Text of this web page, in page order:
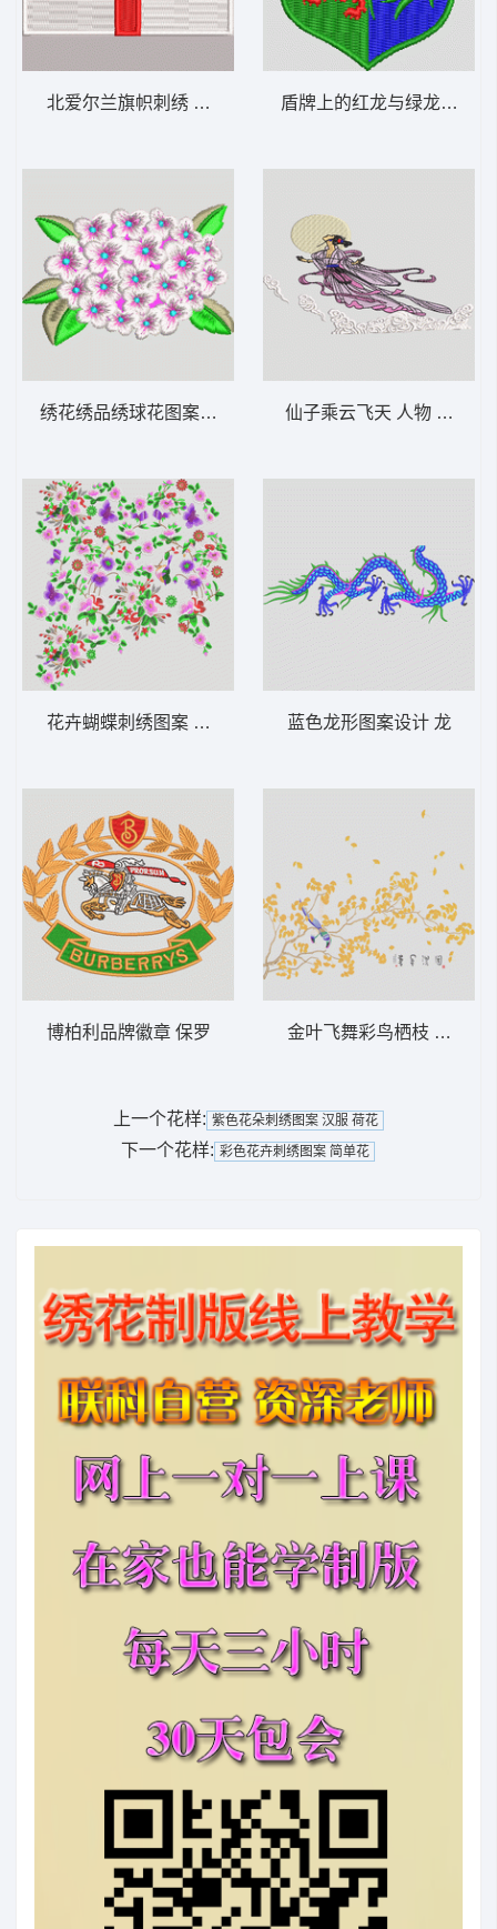
北爱尔兰旗帜刺绣 国旗
绣花绣品绣球花图案 靓花
花卉蝴蝶刺绣图案 靓花 匹绣 满幅
博柏利品牌徽章 保罗
盾牌上的红龙与绿龙 男章标
仙子乘云飞天 人物 嫦娥奔
蓝色龙形图案设计 龙
金叶飞舞彩鸟栖枝 背景墙
上一个花样: 紫色花朵刺绣图案 汉服 荷花
下一个花样: 彩色花卉刺绣图案 简单花